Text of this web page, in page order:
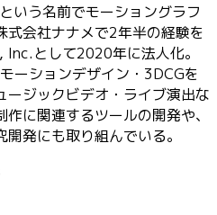
いう名前でモーショングラフ
式会社ナナメで2年半の経験を
として2020年に法人化。
ションデザイン・3DCGを
ージックビデオ・ライブ演出な
に関連するツールの開発や、
発にも取り組んでいる。